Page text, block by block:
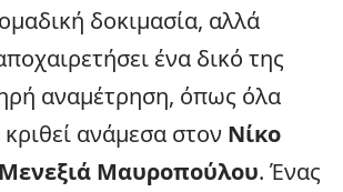
δοκιμασία, αλλά
ένα δικό της
αναμέτρηση, όπως όλα
ανάμεσα στον Νίκο
Μενεξιά Μαυροπούλου. Ένας